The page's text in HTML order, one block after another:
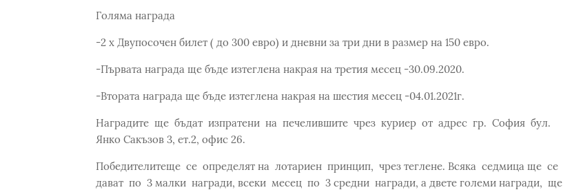
Голяма награда
-2 х Двупосочен билет ( до 300 евро) и дневни за три дни в размер на 150 евро.
-Първата награда ще бъде изтеглена накрая на третия месец -30.09.2020.
-Втората награда ще бъде изтеглена накрая на шестия месец -04.01.2021г.
Наградите ще бъдат изпратени на печелившите чрез куриер от адрес гр. София бул.
Янко Сакъзов 3, ет.2, офис 26.
Победителитеще се определят на лотариен принцип, чрез теглене. Всяка седмица ще се
дават по 3 малки награди, всеки месец по 3 средни награди, а двете големи награди, ще